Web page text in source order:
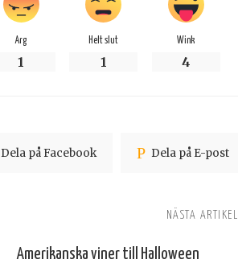
Arg
1
Helt slut
1
Wink
4
Dela på Facebook Dela på E-post
NÄSTA ARTIKEL
Amerikanska viner till Halloween